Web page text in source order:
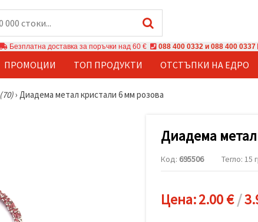
Безплатна доставка за поръчки над 60 € 088 400 0332 и 088 400 0337
ПРОМОЦИИ ТОП ПРОДУКТИ ОТСТЪПКИ НА ЕДРО
(70)› Диадема метал кристали 6 мм розова
Диадема
Код: 695506 Тегло: 15
Цена:2.00 €/